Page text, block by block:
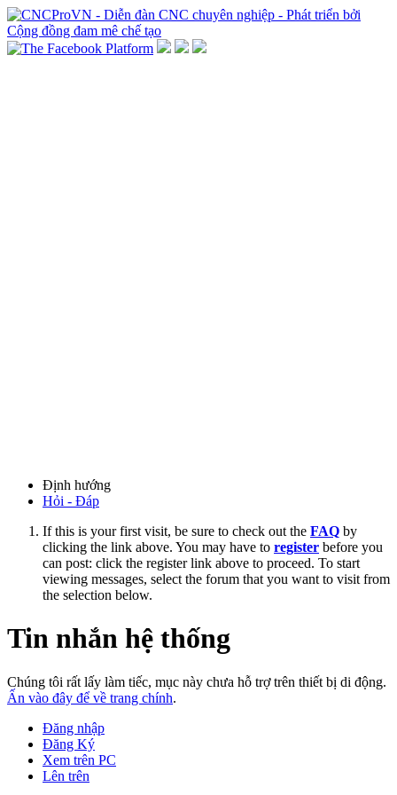
Định hướng
Hỏi - Đáp
If this is your first visit, be sure to check out the FAQ by
clicking the link above. You may have to register before you
can post: click the register link above to proceed. To start
viewing messages, select the forum that you want to visit from
the selection below.
Tin nhắn hệ thống
Chúng tôi rất lấy làm tiếc, mục này chưa hỗ trợ trên thiết bị di động.
Ấn vào đây để về trang chính.
Đăng nhập
Đăng Ký
Xem trên PC
Lên trên